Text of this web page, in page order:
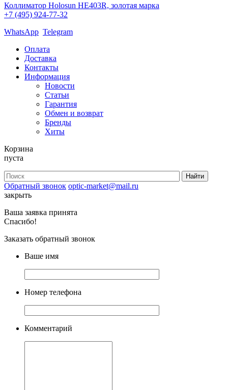
Коллиматор Holosun HE403R, золотая марка
+7 (495) 924-77-32
WhatsApp Telegram
Оплата
Доставка
Контакты
Информация
Новости
Статьи
Гарантия
Обмен и возврат
Бренды
Хиты
Корзина
пуста
Обратный звонок optic-market@mail.ru
закрыть
Ваша заявка принята
Спасибо!
Заказать обратный звонок
Ваше имя
Номер телефона
Комментарий